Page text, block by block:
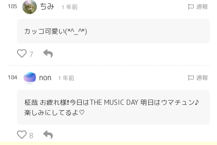
185 ちみ 1 年前 通報
カッコ可愛い(*^_^*)
7
184 non 1 年前 通報
柾哉 お疲れ様❗️今日はTHE MUSIC DAY 明日はウマチュン♪
楽しみにしてるよ♡
8